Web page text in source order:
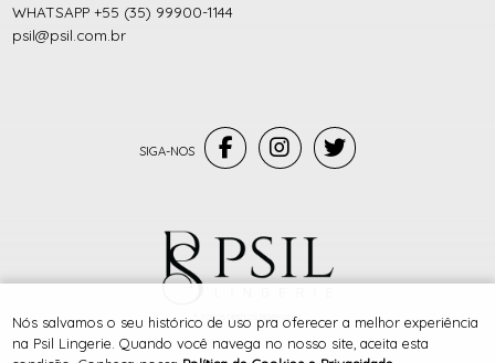
WHATSAPP +55 (35) 99900-1144
psil@psil.com.br
® TODOS DIREITOS RESERVADOS
Nós salvamos o seu histórico de uso pra oferecer a melhor experiência
na Psil Lingerie. Quando você navega no nosso site, aceita esta